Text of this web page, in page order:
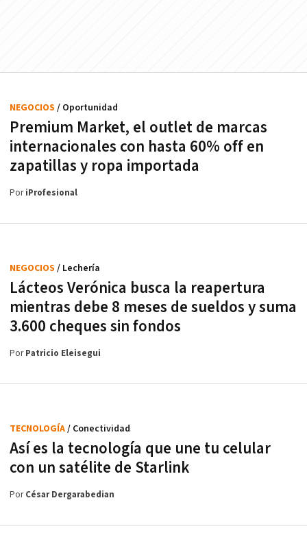
Premium Market, el outlet de marcas
internacionales con hasta 60% off en
zapatillas y ropa importada
NEGOCIOS / Oportunidad
PoriProfesional
Lácteos Verónica busca la reapertura
mientras debe 8 meses de sueldos y suma
3.600 cheques sin fondos
NEGOCIOS / Lechería
PorPatricio Eleisegui
Así es la tecnología que une tu celular
con un satélite de Starlink
TECNOLOGÍA/ Conectividad
PorCésar Dergarabedian